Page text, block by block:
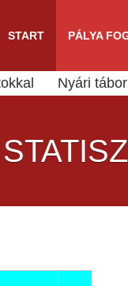
START PÁLYA
Nyári tábor